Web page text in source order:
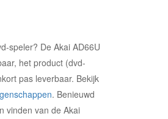
speler? De Akai AD66U
het product (dvd-
pas leverbaar. Bekijk
. Benieuwd
vinden van de Akai